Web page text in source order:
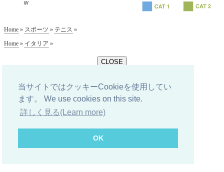
当サイトではクッキーCookieを使用してい
ます。 We use cookies on this site.
詳しく見る(Learn more)
OK
Home » スポーツ » テニス »
Home » イタリア »